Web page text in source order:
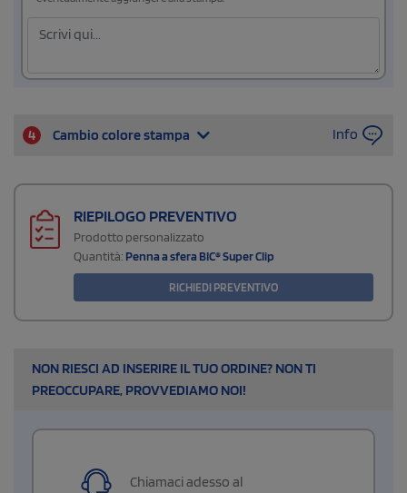
4 Cambio colore stampa Info
RIEPILOGO PREVENTIVO
Prodotto personalizzato
Quantità: Penna a sfera BIC® Super Clip
RICHIEDI PREVENTIVO
NON RIESCI AD INSERIRE IL TUO ORDINE? NON TI
PREOCCUPARE, PROVVEDIAMO NOI!
Chiamaci adesso al